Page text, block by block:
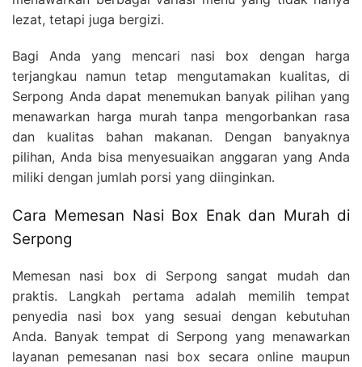
lezat, tetapi juga bergizi.
Bagi Anda yang mencari nasi box dengan harga
terjangkau namun tetap mengutamakan kualitas, di
Serpong Anda dapat menemukan banyak pilihan yang
menawarkan harga murah tanpa mengorbankan rasa
dan kualitas bahan makanan. Dengan banyaknya
pilihan, Anda bisa menyesuaikan anggaran yang Anda
miliki dengan jumlah porsi yang diinginkan.
Cara Memesan Nasi Box Enak dan Murah di
Serpong
Memesan nasi box di Serpong sangat mudah dan
praktis. Langkah pertama adalah memilih tempat
penyedia nasi box yang sesuai dengan kebutuhan
Anda. Banyak tempat di Serpong yang menawarkan
layanan pemesanan nasi box secara online maupun